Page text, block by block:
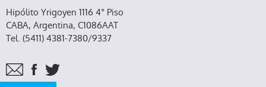
Hipólito Yrigoyen 1116 4° Piso
CABA, Argentina, C1086AAT
Tel. (5411) 4381-7380/9337